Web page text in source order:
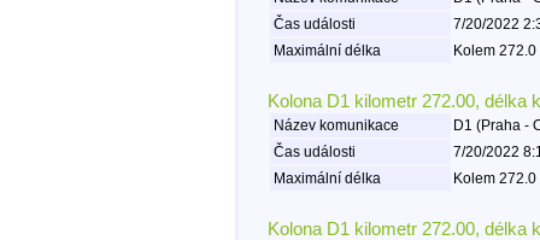
Čas události
7/20/2022
Maximální délka
Kolem
Kolona D1 kilometr 272.00, délka
Název komunikace
D1 (Praha -
Čas události
7/20/2022
Maximální délka
Kolem
Kolona D1 kilometr 272.00, délka